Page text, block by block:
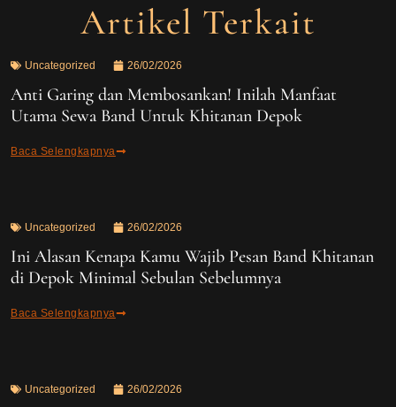
Artikel Terkait
Uncategorized 26/02/2026
Anti Garing dan Membosankan! Inilah Manfaat
Utama Sewa Band Untuk Khitanan Depok
Baca Selengkapnya
Uncategorized 26/02/2026
Ini Alasan Kenapa Kamu Wajib Pesan Band Khitanan
di Depok Minimal Sebulan Sebelumnya
Baca Selengkapnya
Uncategorized 26/02/2026